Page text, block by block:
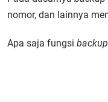
nomor, dan lainnya
Apa saja fungsi backup